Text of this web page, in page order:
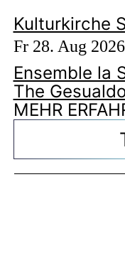
Kulturkirche
Fr 28. Aug
Ensemble la
The
MEHR